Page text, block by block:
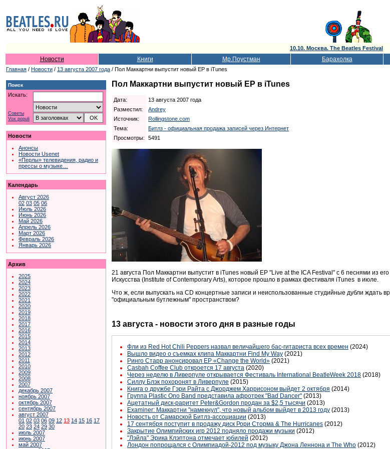
10.10. Москва. The Beatles Festival
Новости Книги Мр.Поустман Барахолка
Главная / Новости / 13 августа 2007 года / Пол Маккартни выпустит новый EP в iTunes
Поиск
Искать:
Советы
Vox populi
Новости
Анонсы
Новости Usenet
«Перлы» телевидения, радио и
прессы о музыке…
Календарь
Август 2026
02 03 05 06
Июль 2026
Июнь 2026
Май 2026
Апрель 2026
Март 2026
Февраль 2026
Январь 2026
Архив
2025
2024
2023
2022
2021
2020
2019
2018
2017
2016
2015
2014
2013
2012
2011
2010
2009
2008
2007
декабрь 2007
ноябрь 2007
октябрь 2007
сентябрь 2007
август 2007
01 02 03 06 09 12 13 14 15 16 17
20 23 24 29 30
июль 2007
июнь 2007
май 2007
Пол Маккартни выпустит новый EP в iTunes
Дата:
13 августа 2007 года
Разместил:
Andrey
Источник:
Rollingstone.com
Тема:
Битлз - официальная продажа записей через Интернет
Просмотры:
5491
21 августа Пол Маккартни выпустит в iTunes новый EP "Live at the ICA Festival" с 6 песнями из
Искусства (Institute of Contemporary Arts), которое прошло в рамках фестиваля iTunes в июле.
Что ж, если выпускать на CD концертные записи и неиспользованные студийные дубли ждать
"официальным бутлежным" пространством?
13 августа - новости этого дня в разные годы
Фли из Red Hot Chili Peppers назвал величайшего бас-гитариста всех времен (2024)
Вышло видео о съемках клипа Маккартни Find My Way (2021)
Ринго Старр анонсировал ЕР «Change the World» (2021)
Casbah Coffee Club откроется 17 августа (2020)
Через неделю в Ливерпуле открывается Фестиваль International BeatleWeek 2018 (2018)
Силлу Блэк похоронят в Ливерпуле (2015)
Книга о дружбе Гэри Райта с Джорджем Харрисоном выйдет 2 октября (2014)
Группа Plastic Ono Band представила афротрек "Bad Dancer" (2013)
Ацетатный диск-раритет Peter&Gordon продан за $2,5 тысячи (2013)
Examiner: Маккартни "намекнул", что новый альбом выйдет в 2013 году (2013)
Новость от Самарской Битлз-ассоциации (2013)
17 сентября поступит в продажу диск Рори Сторма & The Hurricanes (2012)
Закрытие Олимпийских игр 2012 подняло продажи музыки (2012)
"Лэйла" Эрика Клэптона отмечает юбилей (2012)
Лондон попрощался с Олимпиадой-2012 под музыку Джона Леннона и The Who (2012)